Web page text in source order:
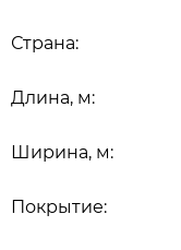
Длина, м:
Ширина, м:
Покрытие:
Страна: